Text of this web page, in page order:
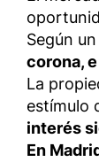
Según
corona,
La
estímulo
interés
En